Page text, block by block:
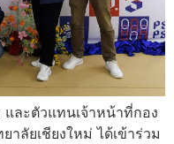
ละตัวแทนเจ้าหน้าที่กอง
ลัยเชียงใหม่ ได้เข้าร่วม